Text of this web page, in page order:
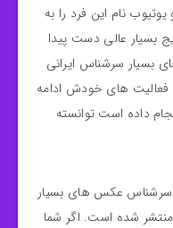
نام این فرد را به
بسیار عالی دست پیدا
بسیار سرشناس ایرانی
فعالیت های خودش ادامه
داده است توانسته
سرشناس عکس های بسیار
شده است. اگر شما